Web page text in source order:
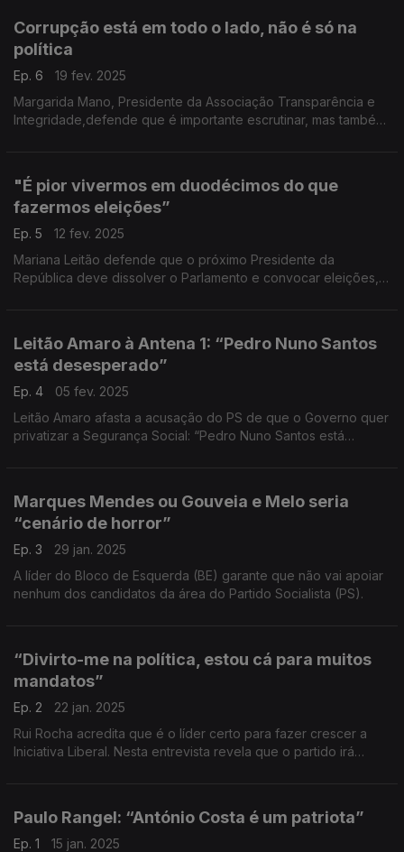
Corrupção está em todo o lado, não é só na
política
Ep. 6
19 fev. 2025
Margarida Mano, Presidente da Associação Transparência e
Integridade,defende que é importante escrutinar, mas também
"É pior vivermos em duodécimos do que
fazermos eleições”
Ep. 5
12 fev. 2025
Mariana Leitão defende que o próximo Presidente da
República deve dissolver o Parlamento e convocar eleições,
Leitão Amaro à Antena 1: “Pedro Nuno Santos
está desesperado”
Ep. 4
05 fev. 2025
Leitão Amaro afasta a acusação do PS de que o Governo quer
privatizar a Segurança Social: “Pedro Nuno Santos está
Marques Mendes ou Gouveia e Melo seria
“cenário de horror”
Ep. 3
29 jan. 2025
A líder do Bloco de Esquerda (BE) garante que não vai apoiar
nenhum dos candidatos da área do Partido Socialista (PS).
“Divirto-me na política, estou cá para muitos
mandatos”
Ep. 2
22 jan. 2025
Rui Rocha acredita que é o líder certo para fazer crescer a
Iniciativa Liberal. Nesta entrevista revela que o partido irá
Paulo Rangel: “António Costa é um patriota”
Ep. 1
15 jan. 2025